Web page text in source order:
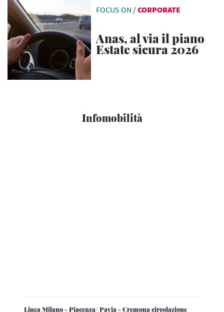
FOCUS ON /CORPORATE
Anas, al via il piano
Estate sicura 2026
Infomobilità